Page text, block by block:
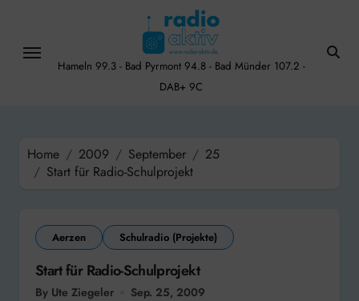
content
Hameln 99.3 - Bad Pyrmont 94.8 - Bad Münder 107.2 -
DAB+ 9C
Home 2009 September
25
Start für Radio-Schulprojekt
Aerzen Schulradio (Projekte)
Start für Radio-Schulprojekt
By Ute Ziegeler Sep. 25, 2009